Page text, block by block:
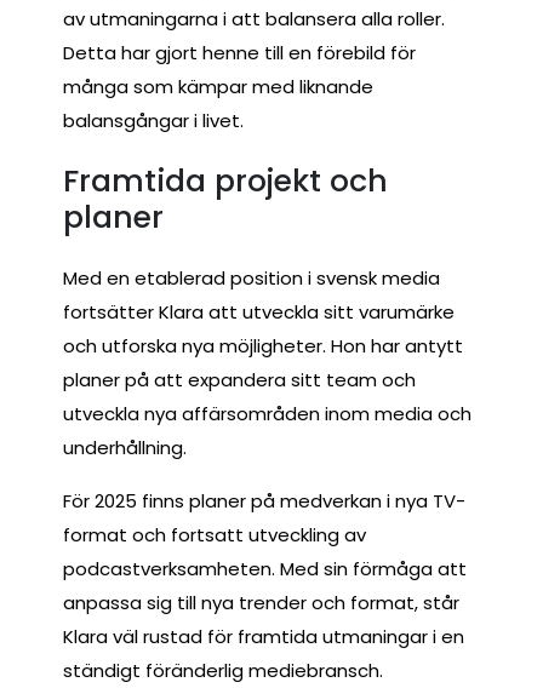
av utmaningarna i att balansera alla roller.
Detta har gjort henne till en förebild för
många som kämpar med liknande
balansgångar i livet.
Framtida projekt och
planer
Med en etablerad position i svensk media
fortsätter Klara att utveckla sitt varumärke
och utforska nya möjligheter. Hon har antytt
planer på att expandera sitt team och
utveckla nya affärsområden inom media och
underhållning.
För 2025 finns planer på medverkan i nya TV-
format och fortsatt utveckling av
podcastverksamheten. Med sin förmåga att
anpassa sig till nya trender och format, står
Klara väl rustad för framtida utmaningar i en
ständigt föränderlig mediebransch.